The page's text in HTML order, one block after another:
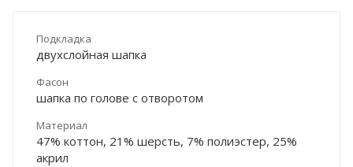
Подкладка
двухслойная шапка
Фасон
шапка по голове с отворотом
Материал
47% коттон, 21% шерсть, 7% полиэстер, 25%
акрил